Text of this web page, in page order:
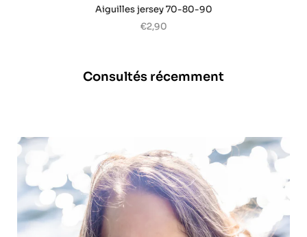
Aiguilles jersey 70-80-90
€2,90
Consultés récemment